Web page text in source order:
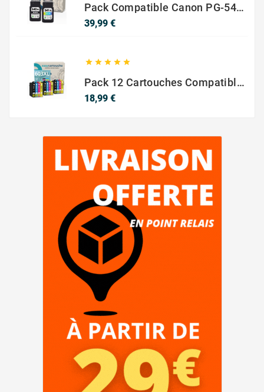
Pack Compatible Canon PG-540 XL / CL-541 XL – Noir & Couleur – Haute Capacité
39,99 €Prix
    
Pack 12 Cartouches Compatible EPSON 603XL
18,99 €Prix